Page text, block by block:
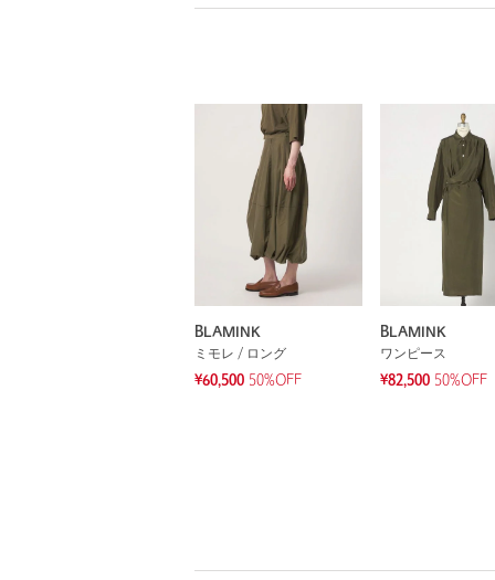
BLAMINK
ミモレ / ロング
¥60,500 50%OFF
BLAMINK
ワンピース
¥82,500 50%OFF